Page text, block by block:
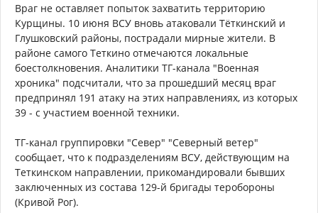
Враг не оставляет попыток захватить территорию
Курщины. 10 июня ВСУ вновь атаковали Тёткинский и
Глушковский районы, пострадали мирные жители. В
районе самого Теткино отмечаются локальные
боестолкновения. Аналитики ТГ-канала "Военная
хроника" подсчитали, что за прошедший месяц враг
предпринял 191 атаку на этих направлениях, из которых
39 - с участием военной техники.
ТГ-канал группировки "Север" "Северный ветер"
сообщает, что к подразделениям ВСУ, действующим на
Теткинском направлении, прикомандировали бывших
заключенных из состава 129-й бригады теробороны
(Кривой Рог).